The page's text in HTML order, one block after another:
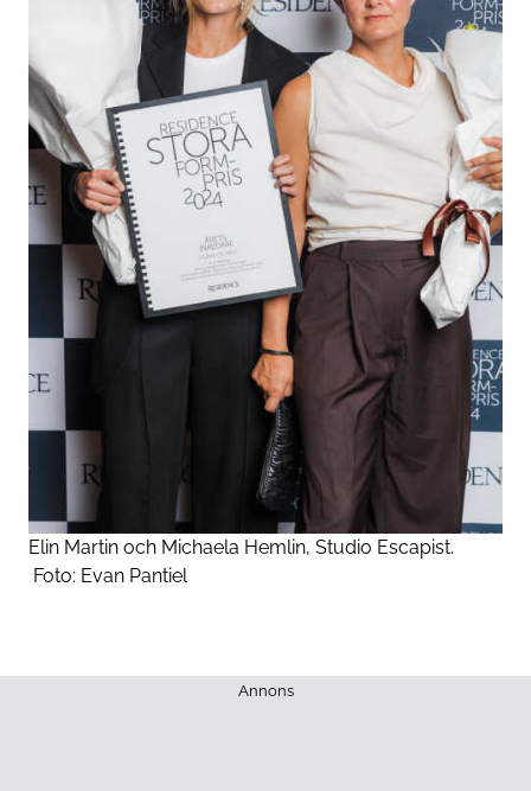
Elin Martin och Michaela Hemlin, Studio Escapist.
Foto: Evan Pantiel
Annons